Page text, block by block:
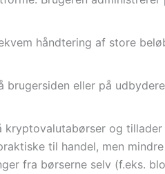
håndtering af store
eller på
og
til handel, men
fra børserne selv (f.eks.